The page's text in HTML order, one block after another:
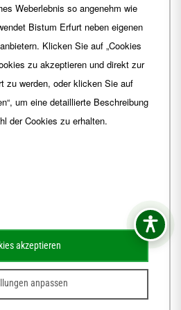
Amtsblatt
von der DATA HORIZON Digitalagentur
Weberlebnis so angenehm wie
Bistum Erfurt neben eigenen
Klicken Sie auf „Cookies
zu akzeptieren und direkt zur
zu werden, oder klicken Sie auf
um eine detaillierte Beschreibung
der Cookies zu erhalten.
anpassen
akzeptieren